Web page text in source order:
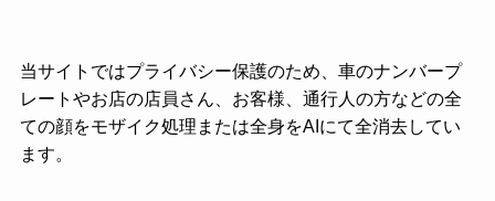
当サイトではプライバシー保護のため、車のナンバープ
レートやお店の店員さん、お客様、通行人の方などの全
ての顔をモザイク処理または全身をAIにて全消去してい
ます。